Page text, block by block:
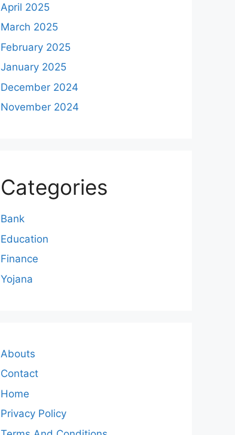
April 2025
March 2025
February 2025
January 2025
December 2024
November 2024
Categories
Bank
Education
Finance
Yojana
Abouts
Contact
Home
Privacy Policy